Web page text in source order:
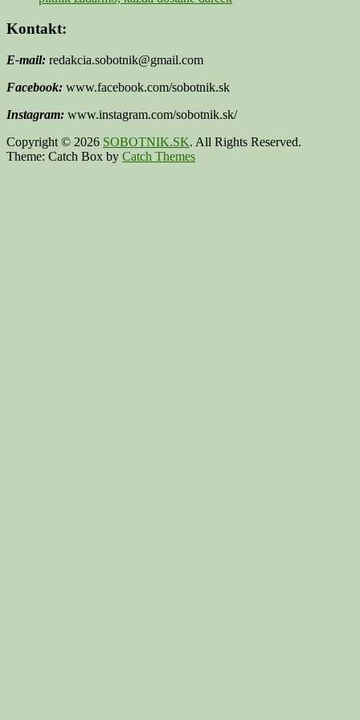
Kontakt:
E-mail: redakcia.sobotnik@gmail.com
Facebook: www.facebook.com/sobotnik.sk
Instagram: www.instagram.com/sobotnik.sk/
Copyright © 2026 SOBOTNIK.SK. All Rights Reserved.
Theme: Catch Box by Catch Themes